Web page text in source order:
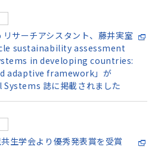
サーチアシスタント、藤井実室
sustainability assessment
in developing countries:
adaptive framework」が
誌に掲載されました
生学会より優秀発表賞を受賞